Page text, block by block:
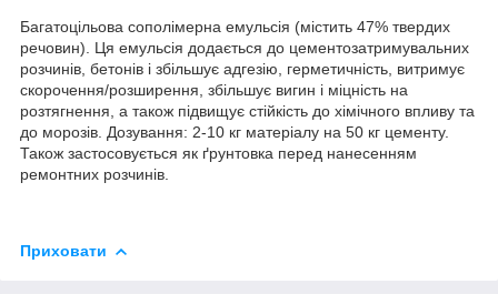
Багатоцільова сополімерна емульсія (містить 47% твердих
речовин). Ця емульсія додається до цементозатримувальних
розчинів, бетонів і збільшує адгезію, герметичність, витримує
скорочення/розширення, збільшує вигин і міцність на
розтягнення, а також підвищує стійкість до хімічного впливу та
до морозів. Дозування: 2-10 кг матеріалу на 50 кг цементу.
Також застосовується як ґрунтовка перед нанесенням
ремонтних розчинів.
Приховати